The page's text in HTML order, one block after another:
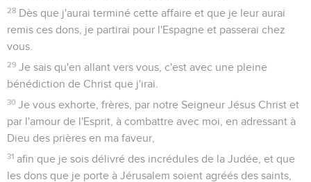
28 Dès que j'aurai terminé cette affaire et que je leur aurai
remis ces dons, je partirai pour l'Espagne et passerai chez
vous.
29 Je sais qu'en allant vers vous, c'est avec une pleine
bénédiction de Christ que j'irai.
30 Je vous exhorte, frères, par notre Seigneur Jésus Christ et
par l'amour de l'Esprit, à combattre avec moi, en adressant à
Dieu des prières en ma faveur,
31 afin que je sois délivré des incrédules de la Judée, et que
les dons que je porte à Jérusalem soient agréés des saints,